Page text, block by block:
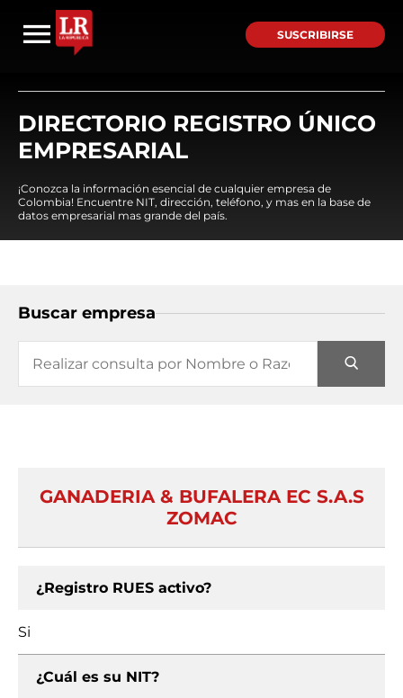
SUSCRIBIRSE
DIRECTORIO REGISTRO ÚNICO
EMPRESARIAL
¡Conozca la información esencial de cualquier empresa de
Colombia! Encuentre NIT, dirección, teléfono, y mas en la base de
datos empresarial mas grande del país.
Buscar empresa
GANADERIA & BUFALERA EC S.A.S
ZOMAC
¿Registro RUES activo?
Si
¿Cuál es su NIT?